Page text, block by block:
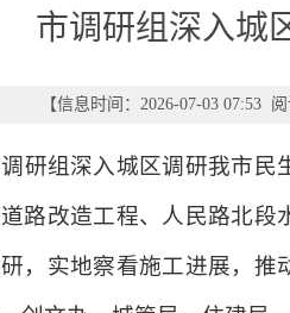
市调研组深入城
【信息时间：2026-07-03 07:53
研组深入城区调研我市
路改造工程、人民路北
，实地察看施工进展，